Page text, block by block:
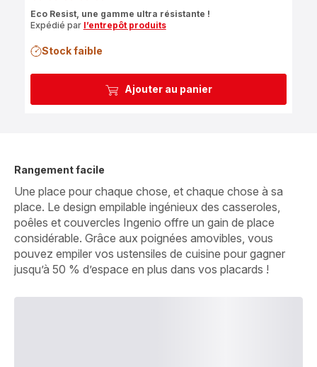
Ajouter au panier
Eco Resist, une gamme ultra résistante !
Expédié par l’entrepôt produits
Stock faible
Rangement facile
Une place pour chaque chose, et chaque chose à sa
place. Le design empilable ingénieux des casseroles,
poêles et couvercles Ingenio offre un gain de place
considérable. Grâce aux poignées amovibles, vous
pouvez empiler vos ustensiles de cuisine pour gagner
jusqu’à 50 % d’espace en plus dans vos placards !